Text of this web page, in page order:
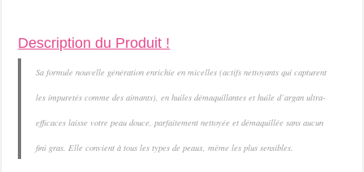
Description du Produit !
Sa formule nouvelle génération enrichie en micelles (actifs nettoyants qui capturent
les impuretés comme des aimants), en huiles démaquillantes et huile d’argan ultra-
efficaces laisse votre peau douce, parfaitement nettoyée et démaquillée sans aucun
fini gras. Elle convient à tous les types de peaux, même les plus sensibles.